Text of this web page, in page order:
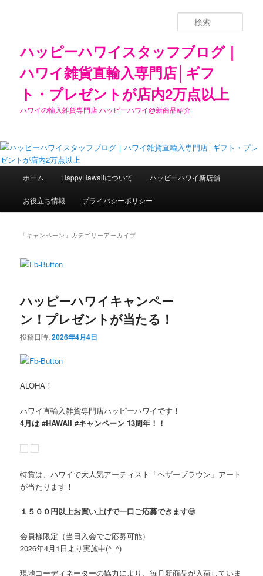
ハッピーハワイスタッフブログ｜
ハワイ雑貨直輸入専門店│ギフ
ト・プレゼントが店内2万点以上
ハワイの輸入雑貨専門店 ハッピーハワイ@新商品紹介
索
メ
メ
イ
テ
ツ
へ
移
動
サ
ブ
ン
へ
移
動
ホーム HappyHawaiiについて ハッピーハワイ新店舗
お役立ち情報 プライバシーポリシー
「 キャンペーン 」カテゴリーアーカイブ
ハッピーハワイキャンペー
ン！プレゼントが当たる！
投稿日時:2026年4月4日
ALOHA！
ハワイ直輸入雑貨専門店ハッピーハワイです！
4月は #HAWAII #キャンペーン 13周年！！
特賞は、ハワイで大人気アーティスト「ヘザーブラウン」アート
が当たります！
１５００円以上お買い上げで一口ご応募できます😄
会員様限定（当日入会でご応募可能）
2026年4月1日より実施中(^_^)
現地コーディネーターの協力により、毎月新商品が入荷していま